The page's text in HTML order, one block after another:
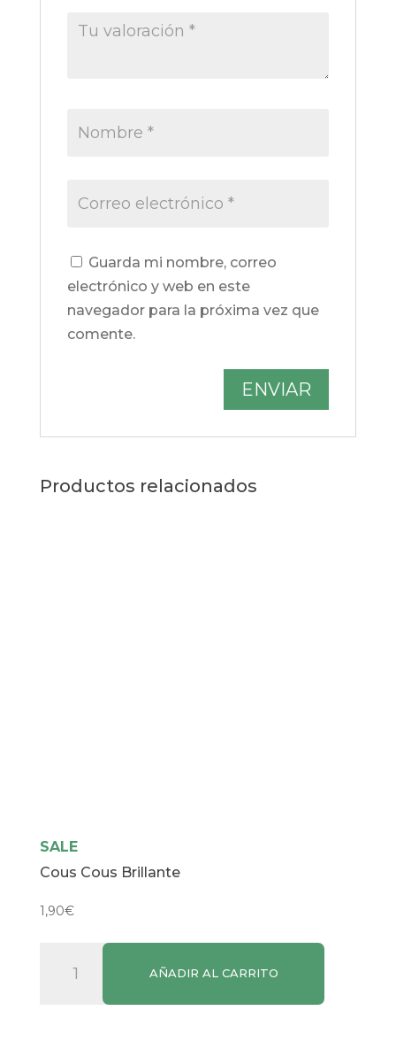
Guarda mi nombre, correo
electrónico y web en este
navegador para la próxima vez que
comente.
Productos relacionados
SALE
Cous Cous Brillante
1,90€
Cous
AÑADIR AL CARRITO